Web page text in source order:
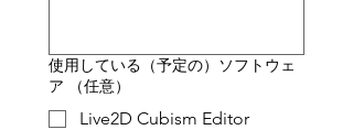
使用している（予定の）ソフトウェ
ア （任意）
Live2D Cubism Editor